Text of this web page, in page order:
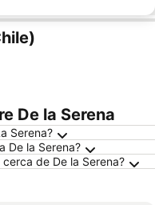
De la Serena
Serena?
De la Serena?
de De la Serena?